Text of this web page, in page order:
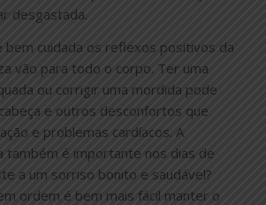
desgastada.
bem cuidada os reflexos positivos da
vão para todo o corpo. Ter uma
ou corrigir uma mordida pode
e outros desconfortos que
e problemas cardíacos. A
também é importante nos dias de
a um sorriso bonito e saudável?
ordem é bem mais fácil manter o